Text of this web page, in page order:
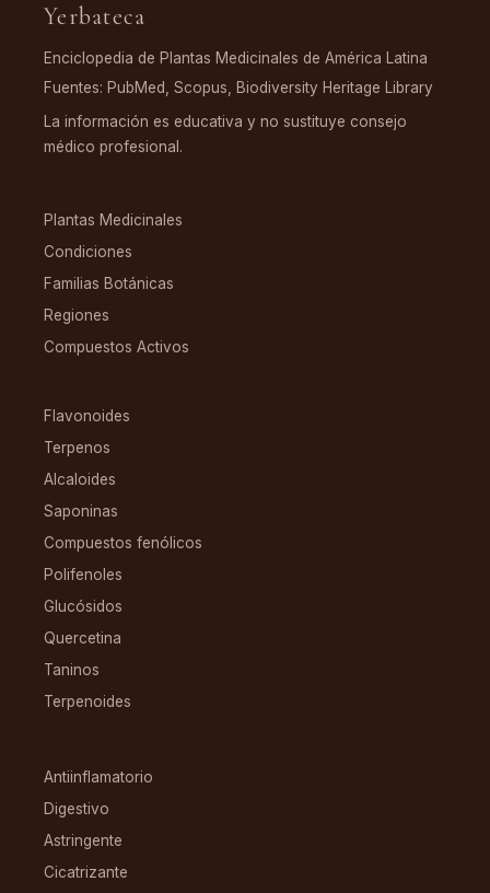
Yerbateca
Enciclopedia de Plantas Medicinales de América Latina
Fuentes: PubMed, Scopus, Biodiversity Heritage Library
La información es educativa y no sustituye consejo
médico profesional.
Plantas Medicinales
Condiciones
Familias Botánicas
Regiones
Compuestos Activos
Flavonoides
Terpenos
Alcaloides
Saponinas
Compuestos fenólicos
Polifenoles
Glucósidos
Quercetina
Taninos
Terpenoides
Antiinflamatorio
Digestivo
Astringente
Cicatrizante